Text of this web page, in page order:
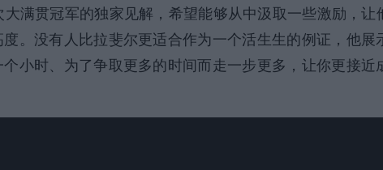
满贯冠军的独家见解，希望能够从中汲取一些激励，让
。没有人比拉斐尔更适合作为一个活生生的例证，他展
小时、为了争取更多的时间而走一步更多，让你更接近